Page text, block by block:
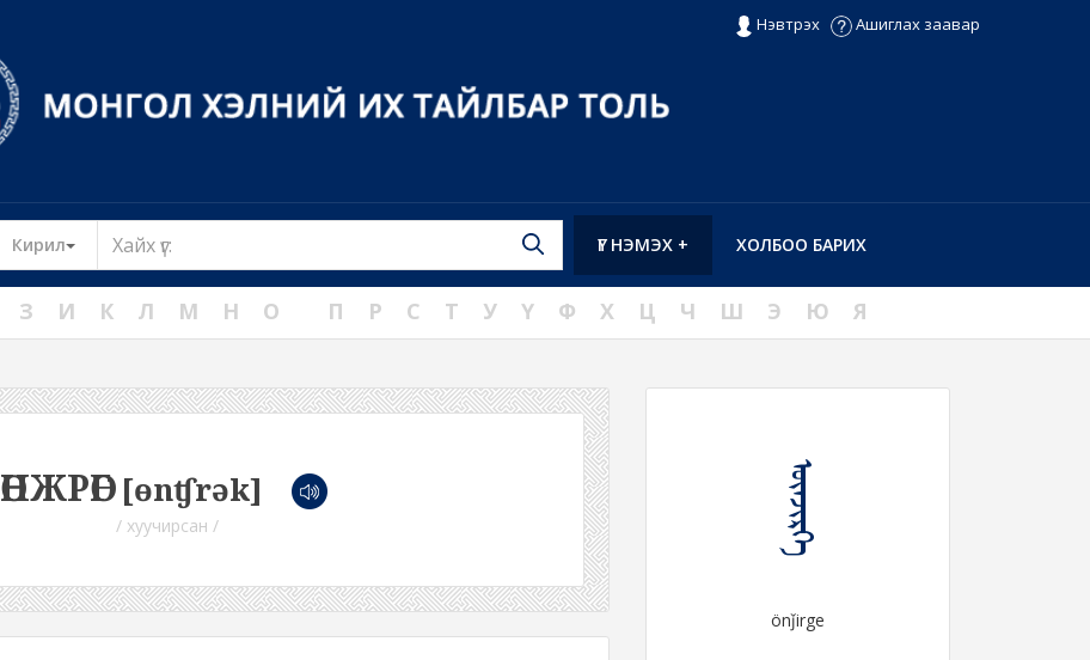
Нэвтрэх Ашиглах заавар
Кирил Toggle Dropdown ХОЛБОО БАРИХ
ҮГ НЭМЭХ +
З И К Л М Н О П Р С Т У Ү Ф Х Ц Ч Ш Э Ю Я
ӨНЖРӨГ [ɵnʧrək]
/ хуучирсан / ᠥᠨᠵᠢᠷᠭᠡ
önǰirge